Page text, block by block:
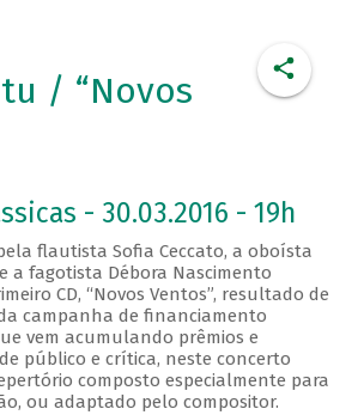
/ “Novos
- 30.03.2016 - 19h
flautista Sofia Ceccato, a oboísta
a fagotista Débora Nascimento
CD, “Novos Ventos”, resultado de
campanha de financiamento
vem acumulando prêmios e
público e crítica, neste concerto
composto especialmente para
ou adaptado pelo compositor.